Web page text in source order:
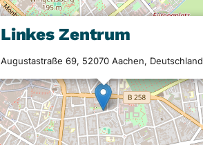
Linkes Zentrum
Augustastraße 69, 52070 Aachen, Deutschland